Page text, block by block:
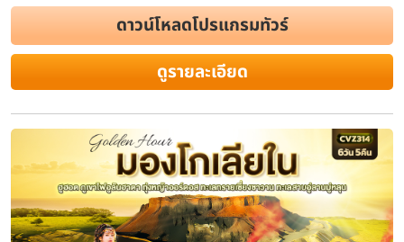
ดาวน์โหลดโปรแกรมทัวร์
ดูรายละเอียด